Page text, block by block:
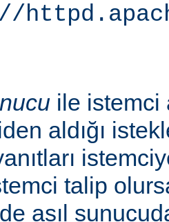
ile istemci
aldığı
talip
asıl